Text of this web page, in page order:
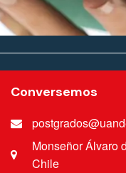
Conversemos
Monseñor Álvaro
Chile